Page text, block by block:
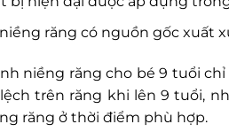
răng có nguồn gốc xuất
niềng răng cho bé 9 tuổi
trên răng khi lên 9 tuổi,
răng ở thời điểm phù hợp.